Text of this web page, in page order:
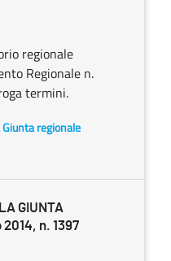
regionale
Regionale n.
termini.
regionale
GIUNTA
2014, n. 1397